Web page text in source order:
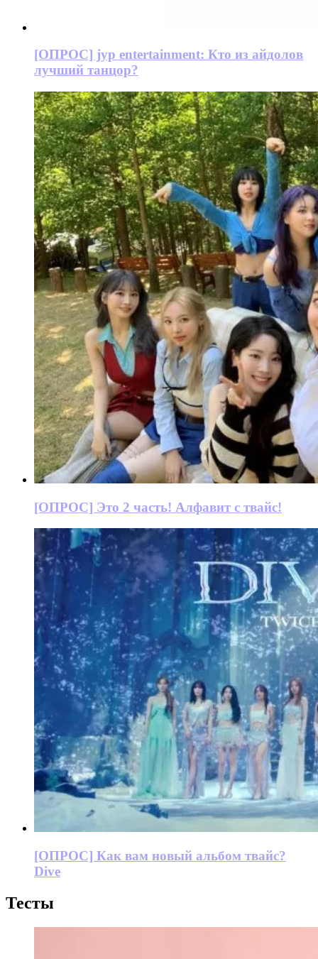
[ОПРОС] jyp entertainment: Кто из айдолов
лучший танцор?
[ОПРОС] Это 2 часть! Алфавит с твайс!
[ОПРОС] Как вам новый альбом твайс?
Dive
Тесты